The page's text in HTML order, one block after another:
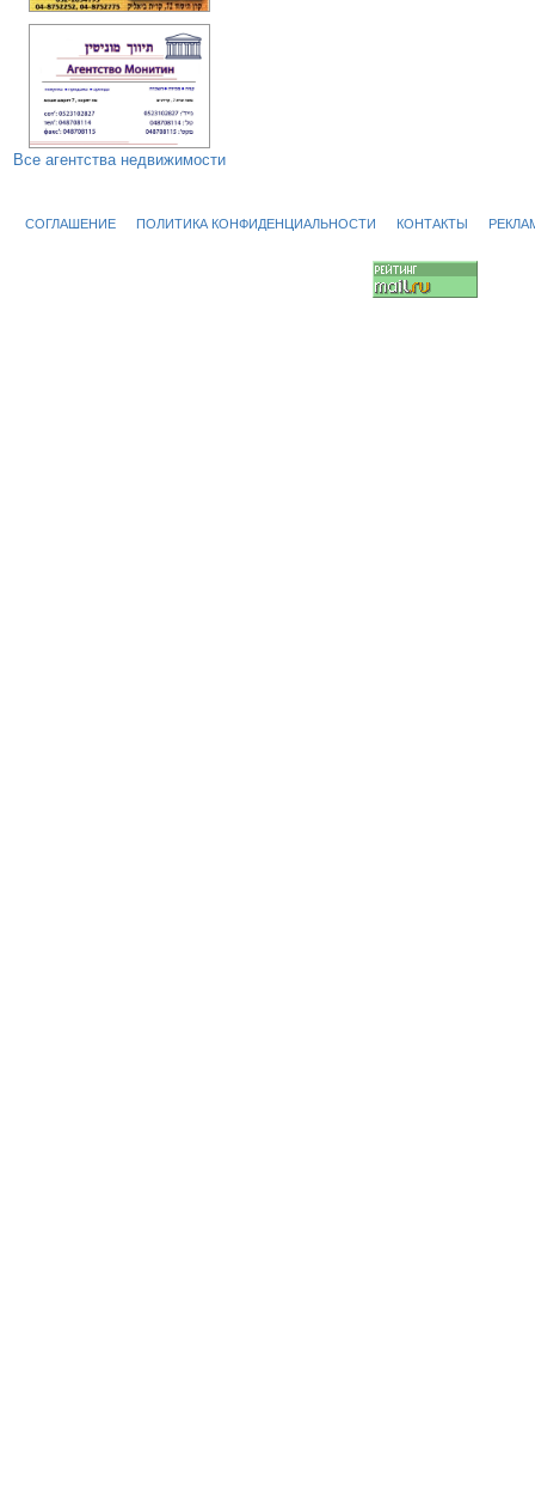
Все агентства недвижимости
СОГЛАШЕНИЕ ПОЛИТИКА КОНФИДЕНЦИАЛЬНОСТИ КОНТАКТЫ